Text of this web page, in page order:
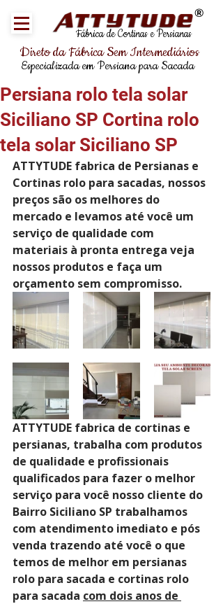
Fábrica de Cortinas e Persianas
®
Direto da Fábrica Sem Intermediários
Especializada em Persiana para Sacada
Persiana rolo tela solar
Siciliano SP Cortina rolo
tela solar Siciliano SP
ATTYTUDE fabrica de Persianas e
Cortinas rolo para sacadas, nossos
preços são os melhores do
mercado e levamos até você um
serviço de qualidade com
materiais à pronta entrega veja
nossos produtos e faça um
orçamento sem compromisso.
ATTYTUDE fabrica de cortinas e
persianas, trabalha com produtos
de qualidade e profissionais
qualificados para fazer o melhor
serviço para você nosso cliente do
Bairro Siciliano SP trabalhamos
com atendimento imediato e pós
venda trazendo até você o que
temos de melhor em persianas
rolo para sacada e cortinas rolo
para sacada com dois anos de